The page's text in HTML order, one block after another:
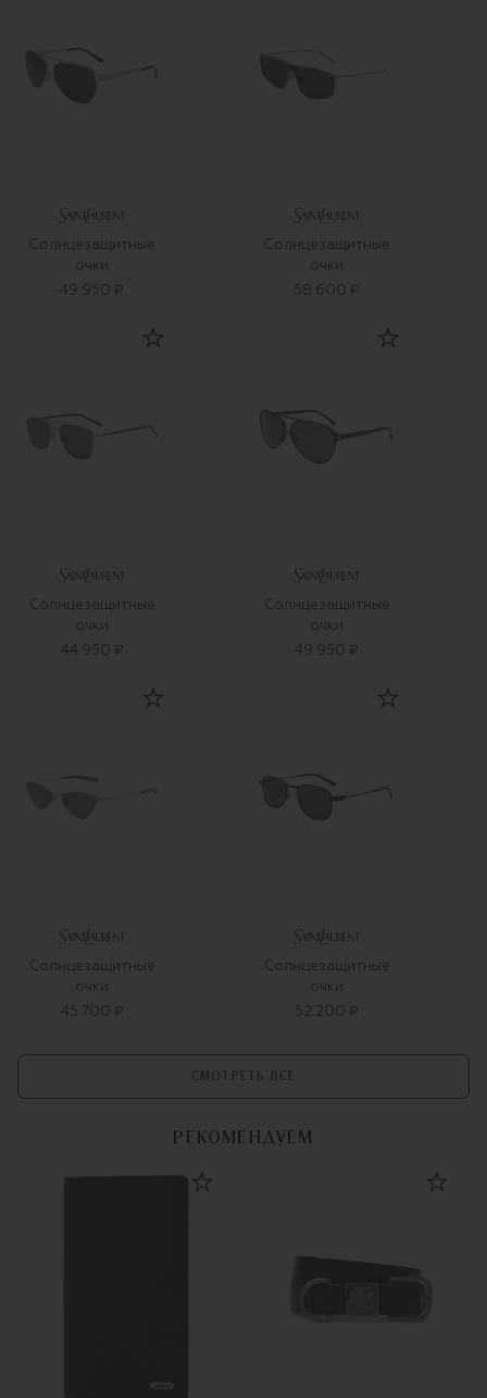
Солнцезащитные
очки
49 950 ₽
Солнцезащитные
очки
58 600 ₽
Солнцезащитные
очки
44 950 ₽
Солнцезащитные
очки
49 950 ₽
Солнцезащитные
очки
45 700 ₽
Солнцезащитные
очки
52 200 ₽
СМОТРЕТЬ ВСЕ
РЕКОМЕНДУЕМ